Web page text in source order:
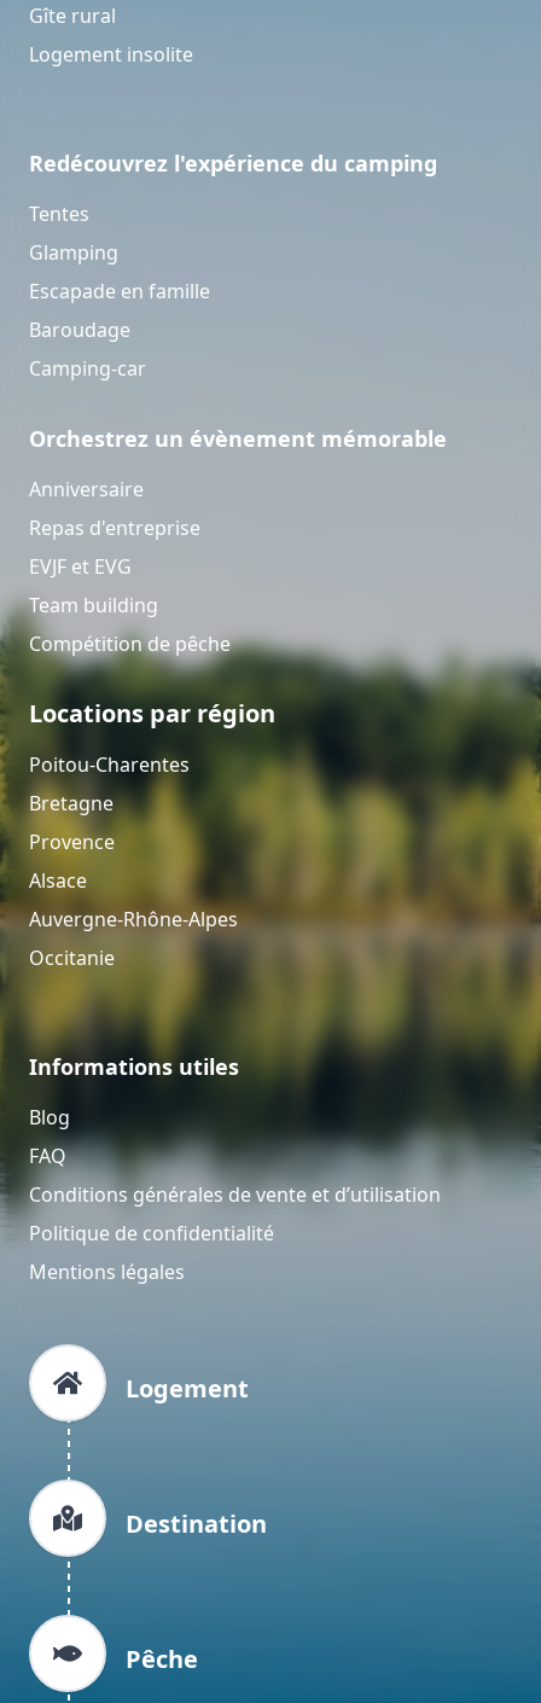
Gîte rural
Logement insolite
Redécouvrez l'expérience du camping
Tentes
Glamping
Escapade en famille
Baroudage
Camping-car
Orchestrez un évènement mémorable
Anniversaire
Repas d'entreprise
EVJF et EVG
Team building
Compétition de pêche
Locations par région
Poitou-Charentes
Bretagne
Provence
Alsace
Auvergne-Rhône-Alpes
Occitanie
Informations utiles
Blog
FAQ
Conditions générales de vente et d’utilisation
Politique de confidentialité
Mentions légales
Logement
Destination
Pêche